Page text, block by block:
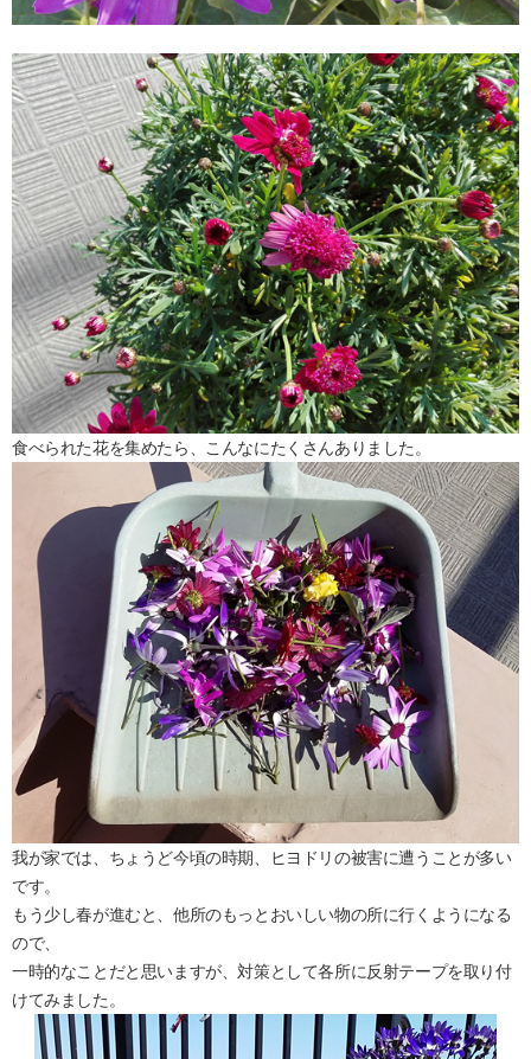
食べられた花を集めたら、こんなにたくさんありました。
我が家では、ちょうど今頃の時期、ヒヨドリの被害に遭うことが多い
です。
もう少し春が進むと、他所のもっとおいしい物の所に行くようになる
ので、
一時的なことだと思いますが、対策として各所に反射テープを取り付
けてみました。